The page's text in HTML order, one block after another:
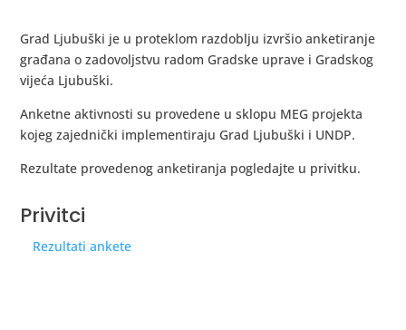
Grad Ljubuški je u proteklom razdoblju izvršio anketiranje
građana o zadovoljstvu radom Gradske uprave i Gradskog
vijeća Ljubuški.
Anketne aktivnosti su provedene u sklopu MEG projekta
kojeg zajednički implementiraju Grad Ljubuški i UNDP.
Rezultate provedenog anketiranja pogledajte u privitku.
Privitci
Rezultati ankete